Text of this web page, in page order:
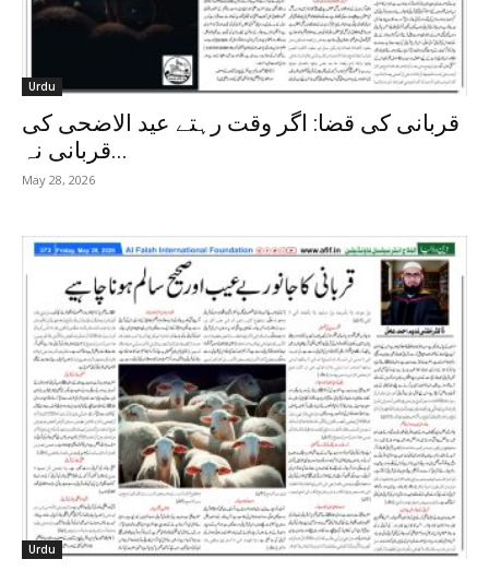
Urdu
قربانی کی قضا: اگر وقت رہتے عید الاضحی کی
قربانی نہ...
May 28, 2026
Urdu